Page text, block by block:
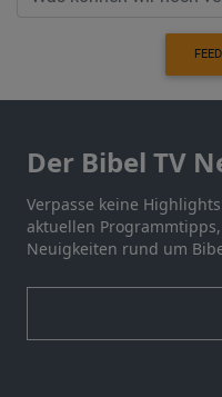
Der Bibel TV
Verpasse keine
aktuellen
Neuigkeiten rund um